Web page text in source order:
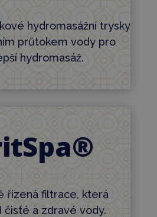
hydromasážní trysky
průtokem vody pro
hydromasáž.
řízená filtrace, která
čisté a zdravé vody.